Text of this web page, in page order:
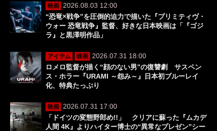
映画
2026.08.03 12:00
“恐竜×戦争”を圧倒的迫力で描いた『プリミティヴ・
ウォー 恐竜戦争』監督、好きな日本映画は「『ゴジ
ラ』と黒澤明作品」
アイテム 映画
2026.07.31 18:00
ロメロ監督が描く“顔のない男”の復讐劇 サスペン
ス・ホラー『URAMI ～怨み～』日本初ブルーレイ
化、特典たっぷり
映画
2026.07.31 17:00
「ドイツの変態野郎め!!」 クリアに蘇った『ムカデ
人間 4K』よりハイター博士の“異常なプレゼン”シー